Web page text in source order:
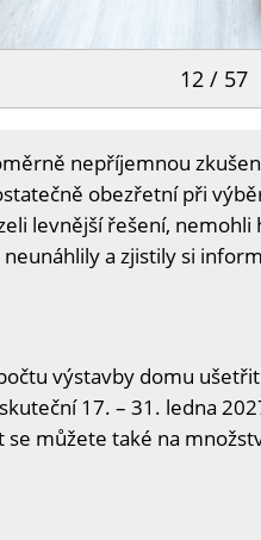
12 / 57
nepříjemnou
obezřetní při
levnější řešení,
a zjistily si
výstavby domu
17. – 31. ledna
můžete také na